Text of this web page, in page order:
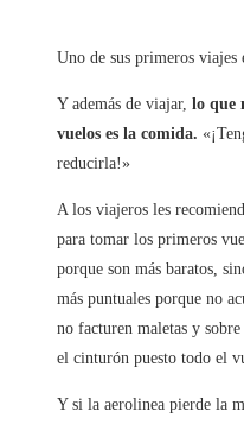
Uno de sus primeros viajes
Y además de viajar, lo que
vuelos es la comida.
reducirla!»
A los viajeros les
para tomar los primeros
porque son más baratos,
más puntuales porque no
no facturen maletas y
el cinturón puesto todo el
Y si la aerolinea pierde la